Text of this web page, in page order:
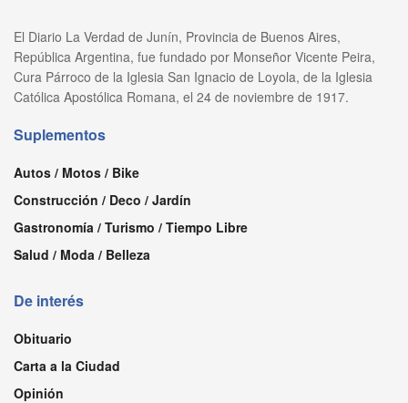
El Diario La Verdad de Junín, Provincia de Buenos Aires,
República Argentina, fue fundado por Monseñor Vicente Peira,
Cura Párroco de la Iglesia San Ignacio de Loyola, de la Iglesia
Católica Apostólica Romana, el 24 de noviembre de 1917.
Suplementos
Autos / Motos / Bike
Construcción / Deco / Jardín
Gastronomía / Turismo / Tiempo Libre
Salud / Moda / Belleza
De interés
Obituario
Carta a la Ciudad
Opinión